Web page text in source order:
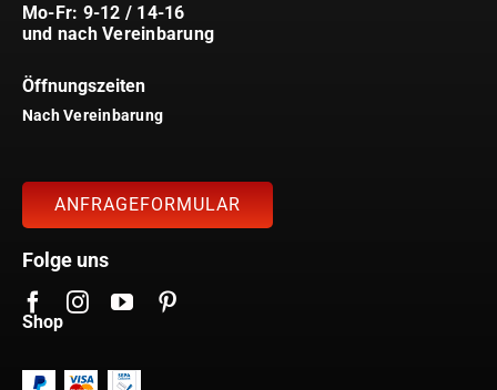
Mo-Fr: 9-12 / 14-16
und nach Vereinbarung
Öffnungszeiten
Nach Vereinbarung
ANFRAGEFORMULAR
Folge uns
Shop